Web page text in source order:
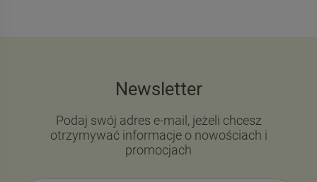
Newsletter
Podaj swój adres e-mail, jeżeli chcesz
otrzymywać informacje o nowościach i
promocjach